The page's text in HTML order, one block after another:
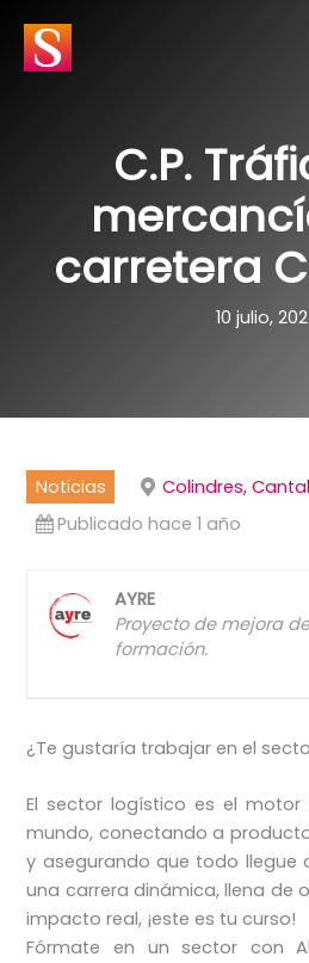
contenido
C.P.
carretera
10 julio,
Noticias
Colindres,
Publicado hace 1 año
AYRE
Proyecto de mejora
formación.
¿Te gustaría trabajar en el
El sector logístico es el motor
mundo, conectando a
y asegurando que todo llegue
una carrera dinámica, llena de
impacto real, ¡este es tu curso!
Fórmate en un sector con